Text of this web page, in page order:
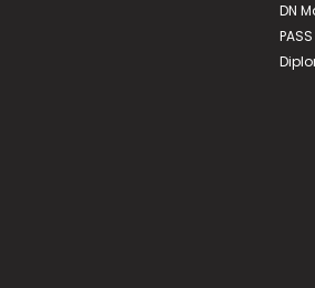
DN
PASS